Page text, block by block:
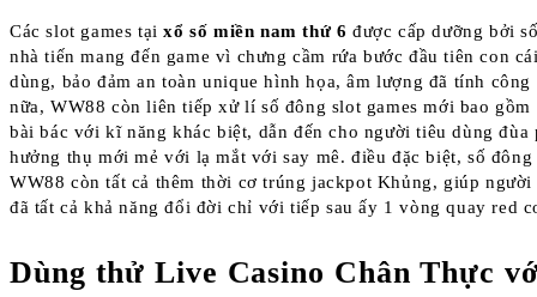
Các slot games tạixổ số miền nam thứ 6 được cấp dưỡng bởi
nhà tiến mang đến game vì chưng cầm rứa bước đầu tiên con
dùng, bảo đảm an toàn unique hình họa, âm lượng đã tính công
nữa, WW88 còn liên tiếp xử lí số đông slot games mới bao gồm
bài bác với kĩ năng khác biệt, dẫn đến cho người tiêu dùng đùa
hưởng thụ mới mẻ với lạ mắt với say mê. điều đặc biệt, số đông
WW88 còn tất cả thêm thời cơ trúng jackpot Khủng, giúp người
đã tất cả khả năng đổi đời chỉ với tiếp sau ấy 1 vòng quay red
Dùng thử Live Casino Chân Thực